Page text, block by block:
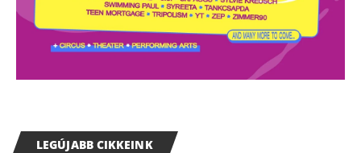
LEGÚJABB CIKKEINK